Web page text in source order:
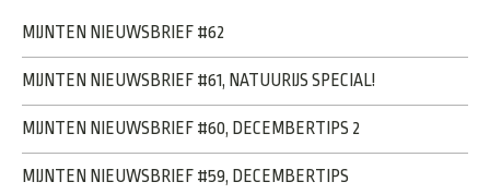
MIJNTEN NIEUWSBRIEF #62
MIJNTEN NIEUWSBRIEF #61, NATUURIJS SPECIAL!
MIJNTEN NIEUWSBRIEF #60, DECEMBERTIPS 2
MIJNTEN NIEUWSBRIEF #59, DECEMBERTIPS